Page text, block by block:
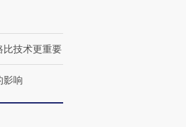
比技术更重要
影响